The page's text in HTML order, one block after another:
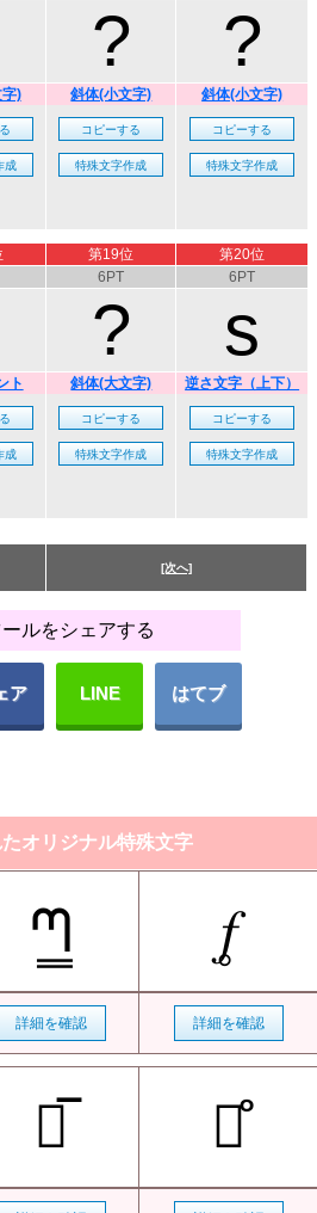
)
?
斜体(小文字)
?
斜体(小文字)
ト
第19位
6PT
?
斜体(大文字)
第20位
6PT
s
逆さ文字（上下）
[次へ]
ルをシェアする
ア LINE はてブ
オリジナル特殊文字
ᘉ̳
詳細を確認
𝑓̥
詳細を確認
Ｋ̅ Ｋ̊